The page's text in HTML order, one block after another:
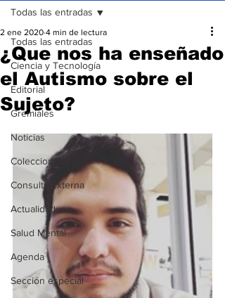
Todas las entradas
Ciencia y Tecnología
Editorial
Gremiales
Noticias
Coleccionable
Consulta Externa
Actualidad
Salud Mental
Agenda
Sección especial
Todas las entradas
¿Que nos ha enseñado
el Autismo sobre el
Sujeto?
2 ene 2020 4 min de lectura